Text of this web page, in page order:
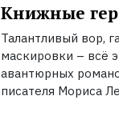
Книжные
Талантливый вор,
маскировки – всё
авантюрных
писателя Мориса